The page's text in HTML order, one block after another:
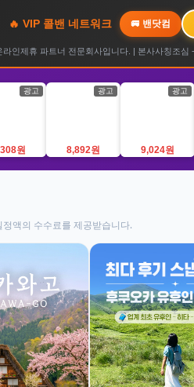
🔥 VIP 콜밴 네트워크 🚐 밴닷컴
라인제휴 파트너 전문회사입니다. | 본사사칭조심
광고
원
광고
8,892원
광고
9,024원
액의 수수료를 제공받습니다.